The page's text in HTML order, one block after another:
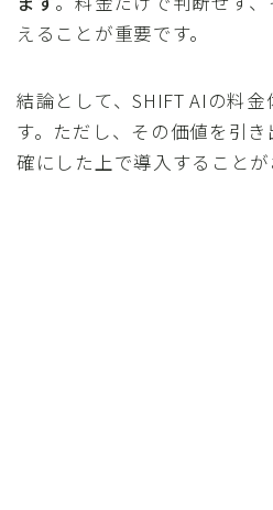
えることが重要です。
結論として、SHIFT AIの料
す。ただし、その価値を引
確にした上で導入することが